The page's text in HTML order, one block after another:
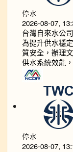
停水
2026-08-07,
台灣自來水公司
為提升供水穩
質安全，辦理
供水系統效能
停水
2026-08-07,